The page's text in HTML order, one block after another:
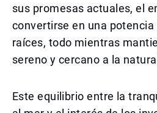
sus promesas actuales, el
convertirse en una
raíces, todo mientras
sereno y cercano a la
Este equilibrio entre la